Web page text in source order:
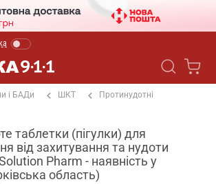
і БАДи ШКТ Протинудотні
таблетки (пігулки) для
від захитування та нудоти
Pharm - наявність у
область)